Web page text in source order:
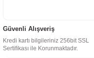
Güvenli Alışveriş
Kredi kartı bilgileriniz 256bit SSL
Sertifikası ile Korunmaktadır.